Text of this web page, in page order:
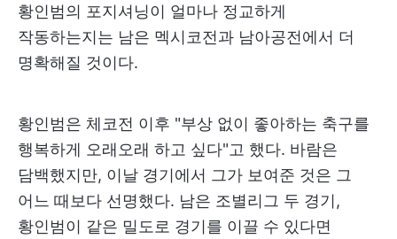
황인범의 포지셔닝이 얼마나 정교하게
작동하는지는 남은 멕시코전과 남아공전에서 더
명확해질 것이다.
황인범은 체코전 이후 "부상 없이 좋아하는 축구를
행복하게 오래오래 하고 싶다"고 했다. 바람은
담백했지만, 이날 경기에서 그가 보여준 것은 그
어느 때보다 선명했다. 남은 조별리그 두 경기,
황인범이 같은 밀도로 경기를 이끌 수 있다면